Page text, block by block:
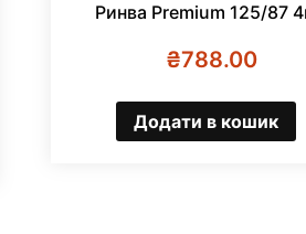
Ринва Premium 125/87
₴788.00
Додати в кошик